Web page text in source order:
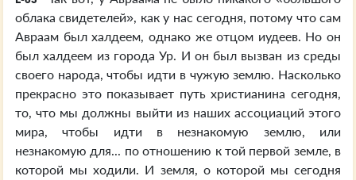
облака свидетелей», как у нас сегодня, потому что сам
Авраам был халдеем, однако же отцом иудеев. Но он
был халдеем из города Ур. И он был вызван из среды
своего народа, чтобы идти в чужую землю. Насколько
прекрасно это показывает путь христианина сегодня,
то, что мы должны выйти из наших ассоциаций этого
мира, чтобы идти в незнакомую землю, или
незнакомую для... по отношению к той первой земле, в
которой мы ходили. И земля, о которой мы сегодня